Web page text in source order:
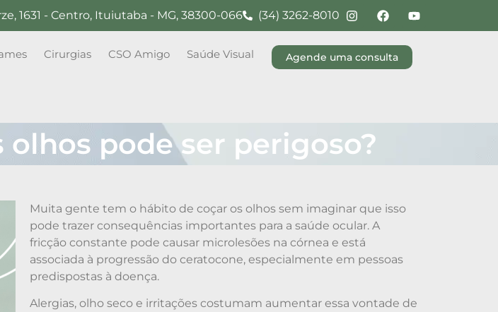
1631 - Centro, Ituiutaba - MG, 38300-066 (34) 3262-8010
Cirurgias CSO Amigo Saúde Visual Agende uma consulta
pode ser perigoso?
Muita gente tem o hábito de coçar os olhos sem imaginar que isso
pode trazer consequências importantes para a saúde ocular. A
fricção constante pode causar microlesões na córnea e está
associada à progressão do ceratocone, especialmente em pessoas
predispostas à doença.
Alergias, olho seco e irritações costumam aumentar essa vontade de